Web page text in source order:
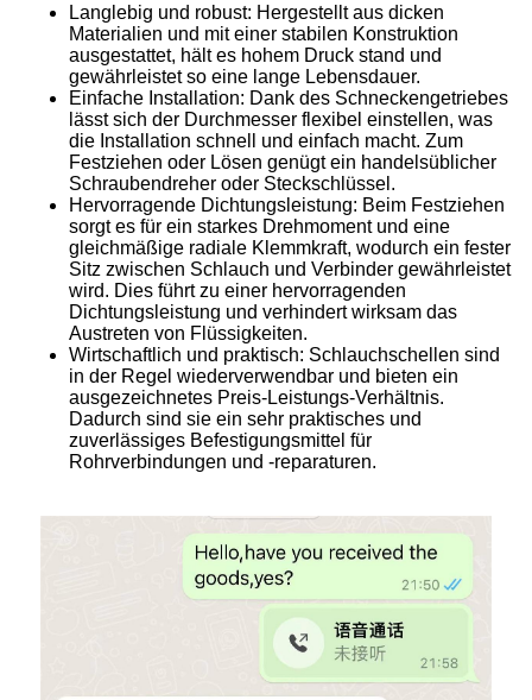
Langlebig und robust: Hergestellt aus dicken
Materialien und mit einer stabilen Konstruktion
ausgestattet, hält es hohem Druck stand und
gewährleistet so eine lange Lebensdauer.
Einfache Installation: Dank des Schneckengetriebes
lässt sich der Durchmesser flexibel einstellen, was
die Installation schnell und einfach macht. Zum
Festziehen oder Lösen genügt ein handelsüblicher
Schraubendreher oder Steckschlüssel.
Hervorragende Dichtungsleistung: Beim Festziehen
sorgt es für ein starkes Drehmoment und eine
gleichmäßige radiale Klemmkraft, wodurch ein fester
Sitz zwischen Schlauch und Verbinder gewährleistet
wird. Dies führt zu einer hervorragenden
Dichtungsleistung und verhindert wirksam das
Austreten von Flüssigkeiten.
Wirtschaftlich und praktisch: Schlauchschellen sind
in der Regel wiederverwendbar und bieten ein
ausgezeichnetes Preis-Leistungs-Verhältnis.
Dadurch sind sie ein sehr praktisches und
zuverlässiges Befestigungsmittel für
Rohrverbindungen und -reparaturen.